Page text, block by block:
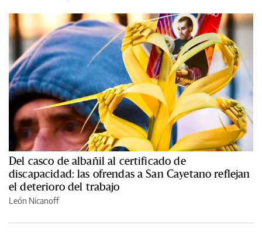
Del casco de albañil al certificado de
discapacidad: las ofrendas a San Cayetano reflejan
el deterioro del trabajo
León Nicanoff